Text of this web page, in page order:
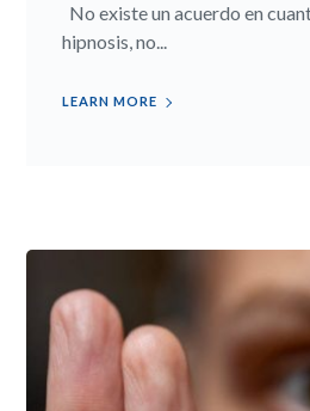
No existe un acuerdo en
hipnosis, no...
LEARN MORE